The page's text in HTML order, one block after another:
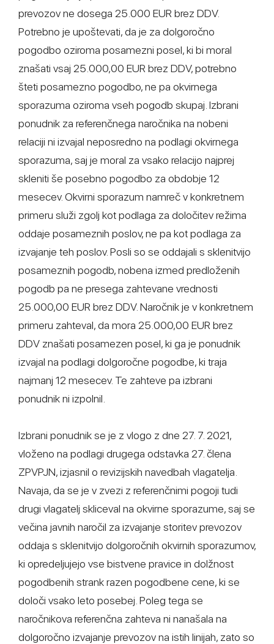
prevozov ne dosega 25.000 EUR brez DDV.
Potrebno je upoštevati, da je za dolgoročno
pogodbo oziroma posamezni posel, ki bi moral
znašati vsaj 25.000,00 EUR brez DDV, potrebno
šteti posamezno pogodbo, ne pa okvirnega
sporazuma oziroma vseh pogodb skupaj. Izbrani
ponudnik za referenčnega naročnika na nobeni
relaciji ni izvajal neposredno na podlagi okvirnega
sporazuma, saj je moral za vsako relacijo najprej
skleniti še posebno pogodbo za obdobje 12
mesecev. Okvirni sporazum namreč v konkretnem
primeru služi zgolj kot podlaga za določitev režima
oddaje posameznih poslov, ne pa kot podlaga za
izvajanje teh poslov. Posli so se oddajali s sklenitvijo
posameznih pogodb, nobena izmed predloženih
pogodb pa ne presega zahtevane vrednosti
25.000,00 EUR brez DDV. Naročnik je v konkretnem
primeru zahteval, da mora 25.000,00 EUR brez
DDV znašati posamezen posel, ki ga je ponudnik
izvajal na podlagi dolgoročne pogodbe, ki traja
najmanj 12 mesecev. Te zahteve pa izbrani
ponudnik ni izpolnil.
Izbrani ponudnik se je z vlogo z dne 27. 7. 2021,
vloženo na podlagi drugega odstavka 27. člena
ZPVPJN, izjasnil o revizijskih navedbah vlagatelja.
Navaja, da se je v zvezi z referenčnimi pogoji tudi
drugi vlagatelj skliceval na okvirne sporazume, saj se
večina javnih naročil za izvajanje storitev prevozov
oddaja s sklenitvijo dolgoročnih okvirnih sporazumov,
ki opredeljujejo vse bistvene pravice in dolžnost
pogodbenih strank razen pogodbene cene, ki se
določi vsako leto posebej. Poleg tega se
naročnikova referenčna zahteva ni nanašala na
dolgoročno izvajanje prevozov na istih linijah, zato so